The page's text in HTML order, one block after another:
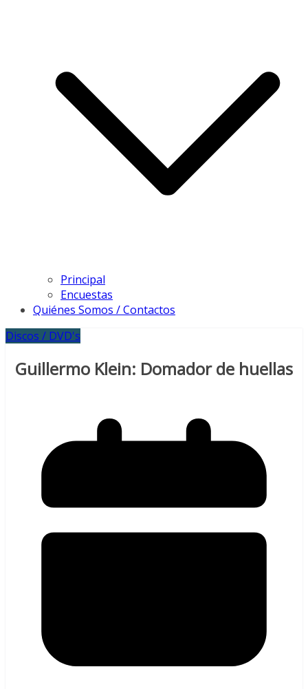
Principal
Encuestas
Quiénes Somos / Contactos
Discos / DVD's
Guillermo Klein: Domador de huellas